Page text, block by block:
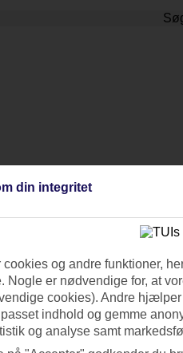
din integritet
og andre funktioner,
Nogle er nødvendige for, at
cookies). Andre
indhold og gemme
og analyse samt